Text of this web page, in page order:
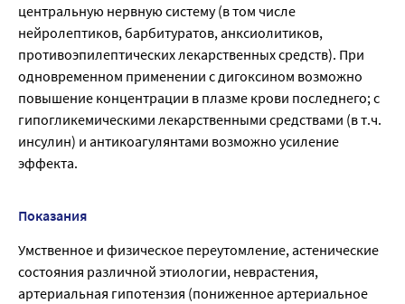
центральную нервную систему (в том числе
нейролептиков, барбитуратов, анксиолитиков,
противоэпилептических лекарственных средств). При
одновременном применении с дигоксином возможно
повышение концентрации в плазме крови последнего; с
гипогликемическими лекарственными средствами (в т.ч.
инсулин) и антикоагулянтами возможно усиление
эффекта.
Показания
Умственное и физическое переутомление, астенические
состояния различной этиологии, неврастения,
артериальная гипотензия (пониженное артериальное